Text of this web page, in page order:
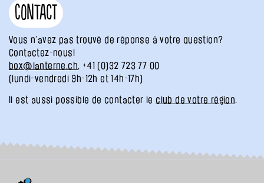
Contact
Vous n’avez pas trouvé de réponse à votre question?
Contactez-nous!
box@lanterne.ch, +41 (0)32 723 77 00
(lundi-vendredi 9h-12h et 14h-17h)
Il est aussi possible de contacter leclub de votre région.